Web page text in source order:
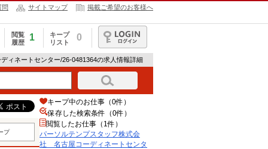
問 サイトマップ 掲載ご希望のお客様へ
閲覧
履歴
1
キープ
リスト
0
ログイン
ィネートセンター/26-0481364の求人情報詳細
プ
キープ中のお仕事（0件）
保存した検索条件（0件）
閲覧したお仕事（1件）
パーソルテンプスタッフ株式会
社 名古屋コーディネートセンタ